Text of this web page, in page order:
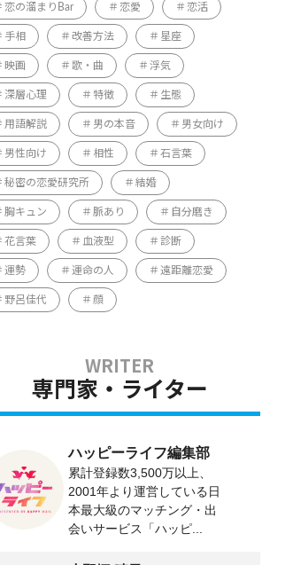
恋の溜まりBar 恋愛 恋活
手相 改善方法 星座
映画 歌・曲 浮気
深層心理 特徴 生態
用語解説 男の本音 男女向け
男性向け 相性 石言葉
秘密の恋愛研究所 結婚
胸キュン 脈あり 自分磨き
花言葉 血液型 診断
運勢 運命の人 遠距離恋愛
野呂佳代 顔
専門家・ライター
ハッピーライフ編集部
累計登録数3,500万以上、
2001年より運営している日
本最大級のマッチング・出
会いサービス「ハッピ...